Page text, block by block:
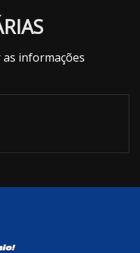
informações